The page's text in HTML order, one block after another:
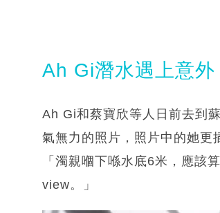
Ah Gi潛水遇上意外
Ah Gi和蔡寶欣等人日前去到
氣無力的照片，照片中的她更
「濁親嗰下喺水底6米，應該
view。」